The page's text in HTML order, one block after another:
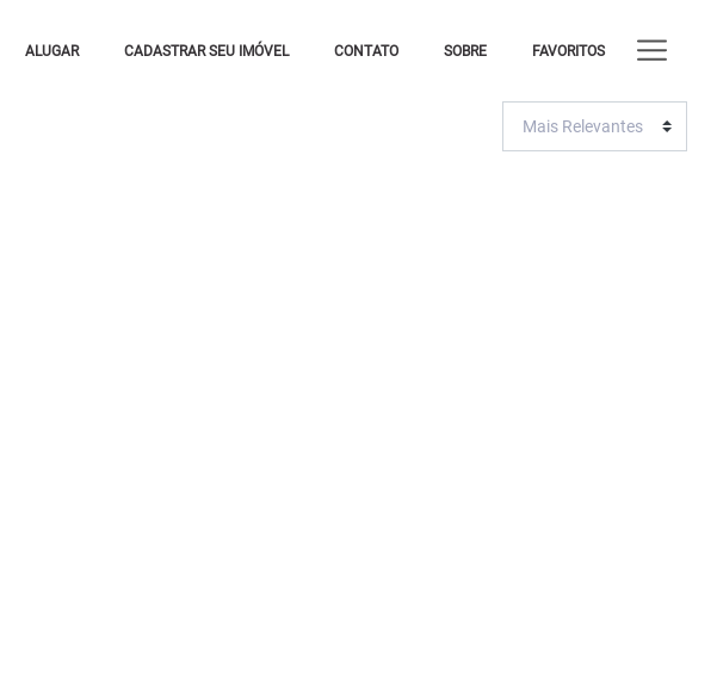
ALUGAR CADASTRAR SEU IMÓVEL CONTATO SOBRE FAVORITOS